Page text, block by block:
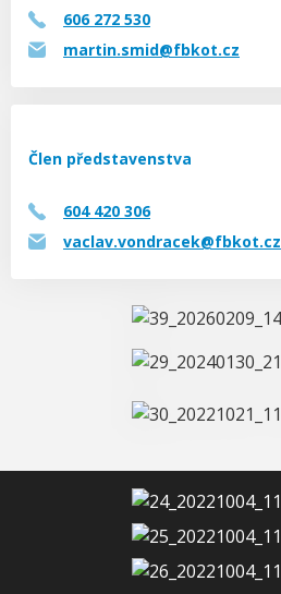
606 272 530
martin.smid@fbkot.cz
Člen představenstva
604 420 306
vaclav.vondracek@fbkot.cz